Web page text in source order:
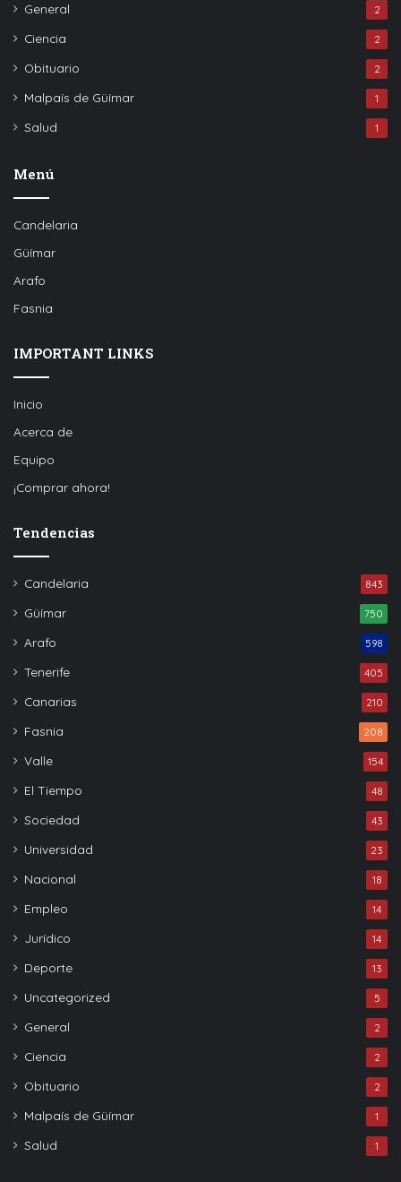
General 2
Ciencia 2
Obituario 2
Malpaís de Güímar 1
Salud 1
Menú
Candelaria
Güímar
Arafo
Fasnia
IMPORTANT LINKS
Inicio
Acerca de
Equipo
¡Comprar ahora!
Tendencias
Candelaria 843
Güímar 750
Arafo 598
Tenerife 405
Canarias 210
Fasnia 208
Valle 154
El Tiempo 48
Sociedad 43
Universidad 23
Nacional 18
Empleo 14
Jurídico 14
Deporte 13
Uncategorized 5
General 2
Ciencia 2
Obituario 2
Malpaís de Güímar 1
Salud 1